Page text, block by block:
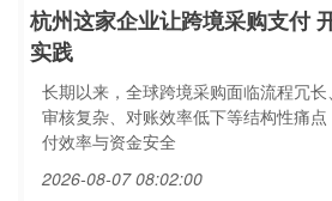
杭州这家企业让跨境采购支付
实践
长期以来，全球跨境采购面临流程冗
审核复杂、对账效率低下等结构性痛
付效率与资金安全
2026-08-07 08:02:00